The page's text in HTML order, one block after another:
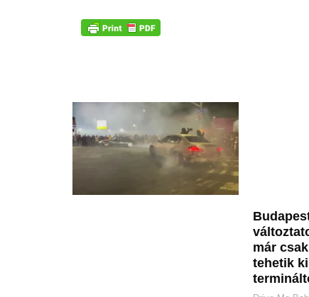
már
tehetik